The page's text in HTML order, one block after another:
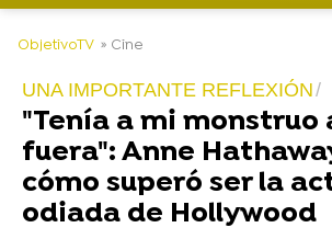
ObjetivoTV » Cine
UNA IMPORTANTE REFLEXIÓN
"Tenía a mi monstruo
fuera": Anne
cómo superó ser la
odiada de Hollywood